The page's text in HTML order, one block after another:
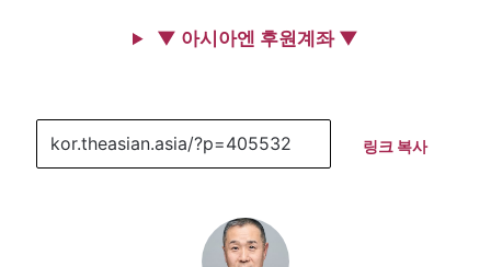
▼ 아시아엔 후원계좌 ▼
링크 복사